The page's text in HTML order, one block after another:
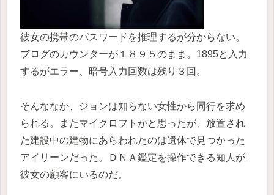
彼女の携帯のパスワードを推理するが分からない。
ブログのカウンターが１８９５のまま。1895と入力
するがエラー、暗号入力回数は残り３回。
そんななか、ジョンは知らない女性から同行を求め
られる。またマイクロフトかと思ったが、放置され
た建設中の建物にあらわれたのは遺体で見つかった
アイリーンだった。ＤＮＡ鑑定を操作できる知人が
彼女の顧客にいるのだ。